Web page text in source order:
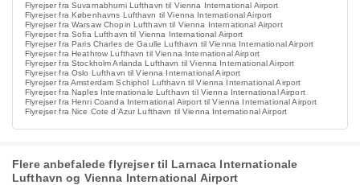
Flyrejser fra Suvarnabhumi Lufthavn til Vienna International Airport
Flyrejser fra Københavns Lufthavn til Vienna International Airport
Flyrejser fra Warsaw Chopin Lufthavn til Vienna International Airport
Flyrejser fra Sofia Lufthavn til Vienna International Airport
Flyrejser fra Paris Charles de Gaulle Lufthavn til Vienna International Airport
Flyrejser fra Heathrow Lufthavn til Vienna International Airport
Flyrejser fra Stockholm Arlanda Lufthavn til Vienna International Airport
Flyrejser fra Oslo Lufthavn til Vienna International Airport
Flyrejser fra Amsterdam Schiphol Lufthavn til Vienna International Airport
Flyrejser fra Naples Internationale Lufthavn til Vienna International Airport
Flyrejser fra Henri Coanda International Airport til Vienna International Airport
Flyrejser fra Nice Cote d'Azur Lufthavn til Vienna International Airport
Flere anbefalede flyrejser til Larnaca Internationale
Lufthavn og Vienna International Airport